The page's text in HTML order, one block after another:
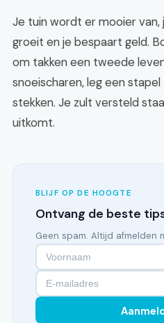
Je tuin wordt er mooier
groeit en je bespaart geld.
om takken een tweede
snoeischaren, leg een
stekken. Je zult versteld
uitkomt.
BLIJF OP DE HOOGTE
Ontvang de beste
Geen spam. Altijd afmelden